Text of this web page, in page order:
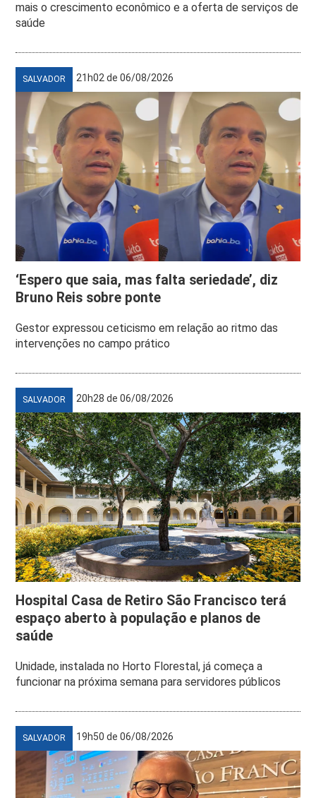
mais o crescimento econômico e a oferta de serviços de
saúde
SALVADOR 21h02 de 06/08/2026
‘Espero que saia, mas falta seriedade’, diz
Bruno Reis sobre ponte
Gestor expressou ceticismo em relação ao ritmo das
intervenções no campo prático
SALVADOR 20h28 de 06/08/2026
Hospital Casa de Retiro São Francisco terá
espaço aberto à população e planos de
saúde
Unidade, instalada no Horto Florestal, já começa a
funcionar na próxima semana para servidores públicos
SALVADOR 19h50 de 06/08/2026